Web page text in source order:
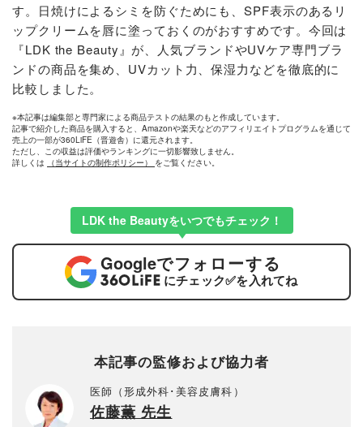
す。日焼けによるシミを防ぐためにも、SPF表示のあるリ
ップクリームを唇に塗っておくのがおすすめです。今回は
『LDK the Beauty』が、人気ブランドやUVケア専門ブラ
ンドの商品を集め、UVカット力、保湿力などを徹底的に
比較しました。
※本記事は編集部と専門家による商品テストの結果のもと作成しています。
記事で紹介した商品を購入すると、Amazonや楽天などのアフィリエイトプログラムを通じて
売上の一部が360LiFE（晋遊舎）に還元されます。
ただし、この収益は評価やランキングに一切影響致しません。
詳しくは
（当サイトの制作ポリシー） をご覧ください。
LDK the Beautyをいつでもチェック！
Googleでフォローする
にチェック✅を入れてね
本記事の監修および協力者
医師（形成外科･美容皮膚科）
佐藤薫 先生